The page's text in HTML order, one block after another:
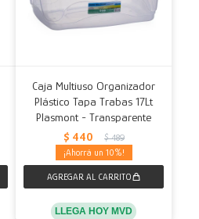
Caja Multiuso Organizador
Plástico Tapa Trabas 17Lt
Plasmont - Transparente
$ 440 $ 489
10
LLEGA HOY MVD